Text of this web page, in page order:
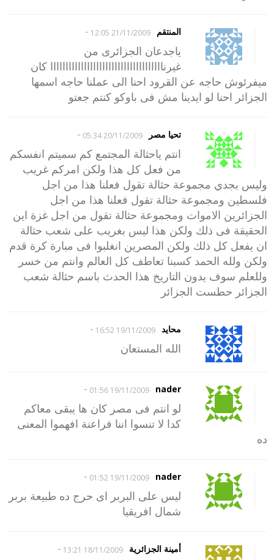
المنتقم 21/11/2009 12:05
-
ياجدعان الجزائرى من
غيرنااااااااااااااااااااااااااااااااااااا كان
ميفرئوش حاجه عن القرود احنا الى عملنا حاجه اسمها
الجزائر احنا لو ايدينا مش فى باوكو كنتم جعتو
تحيا مصر 20/11/2009 05:34
-
انتم ياحثالة المجتمع كم سميتم انفسكم
من فعل كل هذا ولكن امركم غريب
وليس بجدي مجموعة حثالة تقول فعلنا هذا من اجل
فلسطين ومجموعة حثالة تقول فعلنا هذا من اجل
الجزائرين الاموات ومجموعة حثالة تقول من اجل غزة اين
الحقيقة فى ذلك ولكن هذا ليس بغريب على شعب حثالة
ان يفعل كل ذلك ولكن المصرين انغلبوا فى مبارة كرة قدم
ولكن ولله الحمد كسبنا تعاطف كل العالم وانتم من خسر
وللعلم سوف يدون التاريخ هذا الحدث باسم حثالة شعب
الجزائر حطست الجزائر
محايد 19/11/2009 16:52
-
الله المستعان
nader
19/11/2009 01:56
-
لو انتم فى مصر كان ها يبقى معاكم
كدا لا تنسوا اننا فراعنة افهموا المعنى
ده
nader
19/11/2009 01:52
-
ليس على البربر اى حرج ده طبيعة بربر
شمال افريقيا
أمينة الجزائرية 18/11/2009 13:21
-